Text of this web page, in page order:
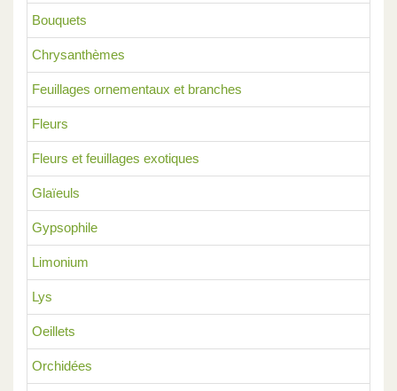
Bouquets
Chrysanthèmes
Feuillages ornementaux et branches
Fleurs
Fleurs et feuillages exotiques
Glaïeuls
Gypsophile
Limonium
Lys
Oeillets
Orchidées